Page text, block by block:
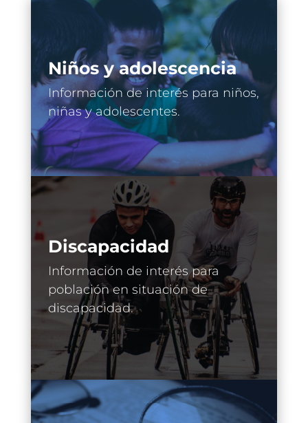
Niños y adolescencia
Información de interés para niños,
niñas y adolescentes.
Discapacidad
Información de interés para
población en situación de
discapacidad.